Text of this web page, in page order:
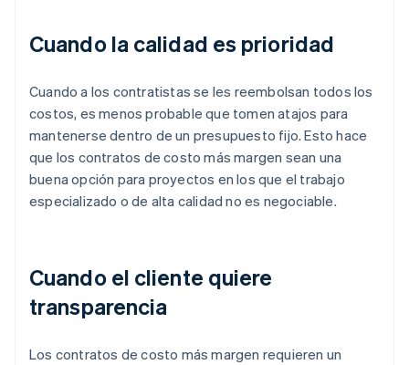
Cuando la calidad es prioridad
Cuando a los contratistas se les reembolsan todos los
costos, es menos probable que tomen atajos para
mantenerse dentro de un presupuesto fijo. Esto hace
que los contratos de costo más margen sean una
buena opción para proyectos en los que el trabajo
especializado o de alta calidad no es negociable.
Cuando el cliente quiere
transparencia
Los contratos de costo más margen requieren un